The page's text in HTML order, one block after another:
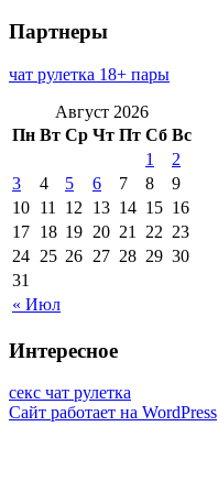
Партнеры
чат рулетка 18+ пары
Август 2026
Пн Вт Ср Чт Пт Сб Вс
« Июл
1
2
3
4 5 6 7 8
9
10 11 12 13 14 15 16
17 18 19 20 21 22 23
24 25 26 27 28 29 30
31
Интересное
секс чат рулетка
Сайт работает на WordPress